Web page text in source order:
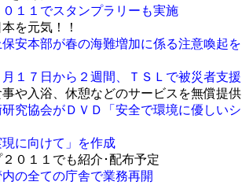
０１１でスタンプラリーも実施
を元気！！
保安本部が春の海難増加に係る注意喚起を
月１７日から２週間、ＴＳＬで被災者支援
や入浴、休憩などのサービスを無償提供
研究協会がＤＶＤ「安全で環境に優しいシ
に向けて」を作成
０１１でも紹介･配布予定
内の全ての庁舎で業務再開